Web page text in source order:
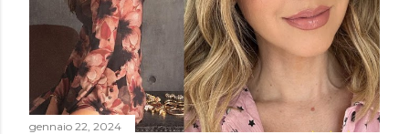
gennaio 22, 2024